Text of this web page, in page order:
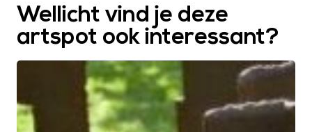
Wellicht vind je deze
artspot ook interessant?